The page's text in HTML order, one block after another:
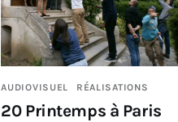
AUDIOVISUEL RÉALISATIONS
20 Printemps à Paris